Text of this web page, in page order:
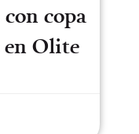
copa
en Olite